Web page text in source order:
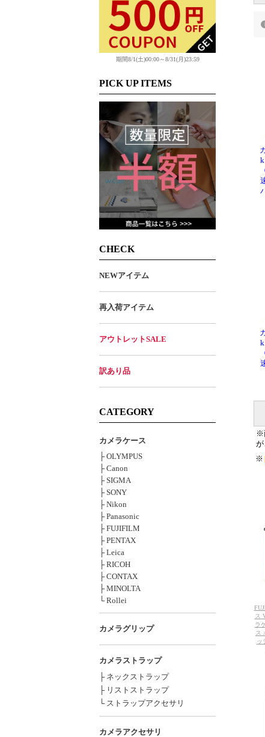
期間8/1(土)00:00～8/31(月)23:59
PICK UP ITEMS
CHECK
NEWアイテム
再入荷アイテム
アウトレットSALE
訳あり品
CATEGORY
カメラケース
├ OLYMPUS
├ Canon
├ SIGMA
├ SONY
├ Nikon
├ Panasonic
├ FUJIFILM
├ PENTAX
├ Leica
├ RICOH
├ CONTAX
├ MINOLTA
└ Rollei
カメラグリップ
カメラストラップ
├ ネックストラップ
├ リストストラップ
└ ストラップアクセサリ
カメラアクセサリ
※
が
※
ス
ラ
ス
ッ